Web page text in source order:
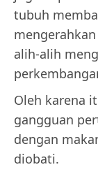
tubuh
alih-alih
Oleh karena
gangguan
dengan
diobati.